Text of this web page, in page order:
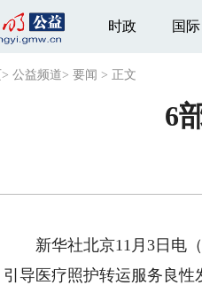
时政 国际
> 公益频道> 要闻 > 正文
6
新华社北京11月3日电（
引导医疗照护转运服务良